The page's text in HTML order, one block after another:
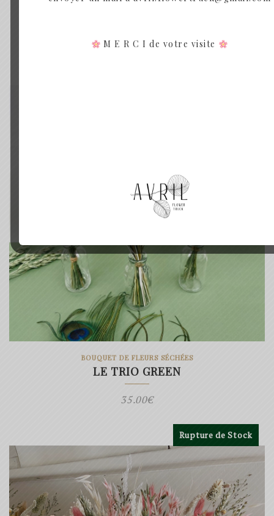
15.00 € – 29.00€ Plage
BOUQUET DE FLEURS SÉCHÉES
LE TRIO GREEN
35.00€
Rupture de Stock
M E R C I de votre visite